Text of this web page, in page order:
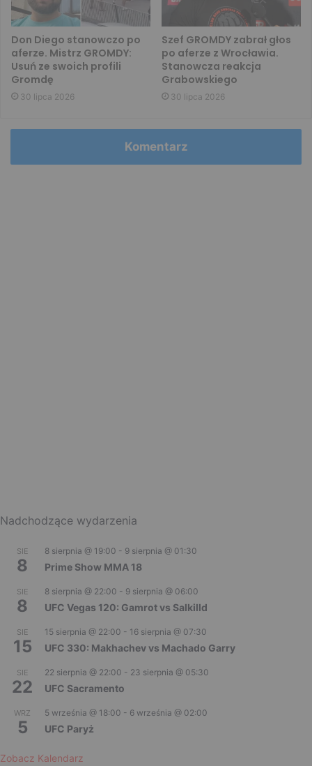
Don Diego stanowczo po
aferze. Mistrz GROMDY:
Usuń ze swoich profili
Gromdę
30 lipca 2026
Szef GROMDY zabrał głos
po aferze z Wrocławia.
Stanowcza reakcja
Grabowskiego
30 lipca 2026
Komentarz
Nadchodzące wydarzenia
SIE
8
8 sierpnia @ 19:00 - 9 sierpnia @ 01:30
Prime Show MMA 18
SIE
8
8 sierpnia @ 22:00 - 9 sierpnia @ 06:00
UFC Vegas 120: Gamrot vs Salkilld
SIE
15
15 sierpnia @ 22:00 - 16 sierpnia @ 07:30
UFC 330: Makhachev vs Machado Garry
SIE
22
22 sierpnia @ 22:00 - 23 sierpnia @ 05:30
UFC Sacramento
WRZ
5
5 września @ 18:00 - 6 września @ 02:00
UFC Paryż
Zobacz Kalendarz